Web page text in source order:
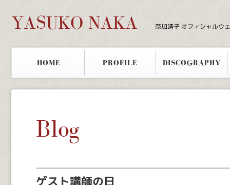
YASUKO NAKA 奈加靖子 オフィシャルウ
HOME PROFILE DISCOGRAPHY
Blog
ゲスト講師の日